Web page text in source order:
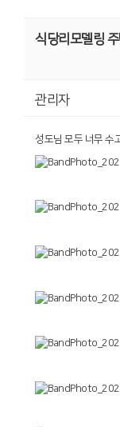
식당리모델링
관리자
성도님 모두 너무 수